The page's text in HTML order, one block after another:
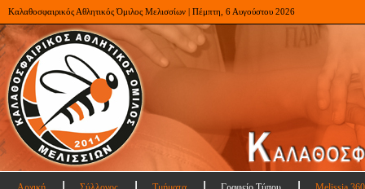
Καλαθοσφαιρικός Αθλητικός Όμιλος Μελισσίων | Πέμπτη, 6 Αυγούστου 2026